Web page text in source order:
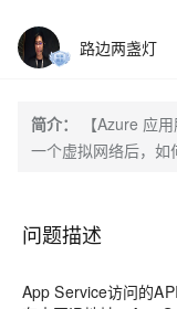
路边两盏灯
简介：
【Azure 应
一个虚拟网络后，如
问题描述
App Service访问的